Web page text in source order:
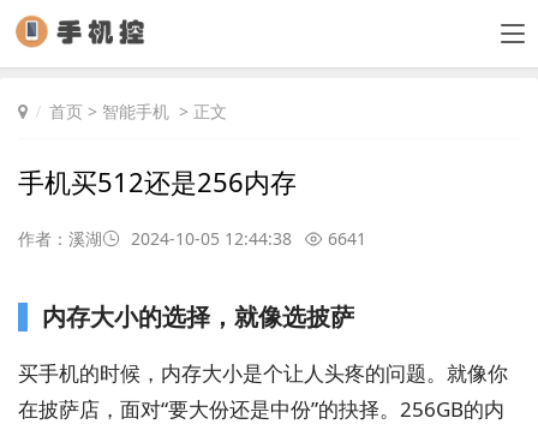
首页 > 智能手机 > 正文
手机买512还是256内存
作者：溪湖 2024-10-05 12:44:38 6641
内存大小的选择，就像选披萨
买手机的时候，内存大小是个让人头疼的问题。就像你
在披萨店，面对“要大份还是中份”的抉择。256GB的内